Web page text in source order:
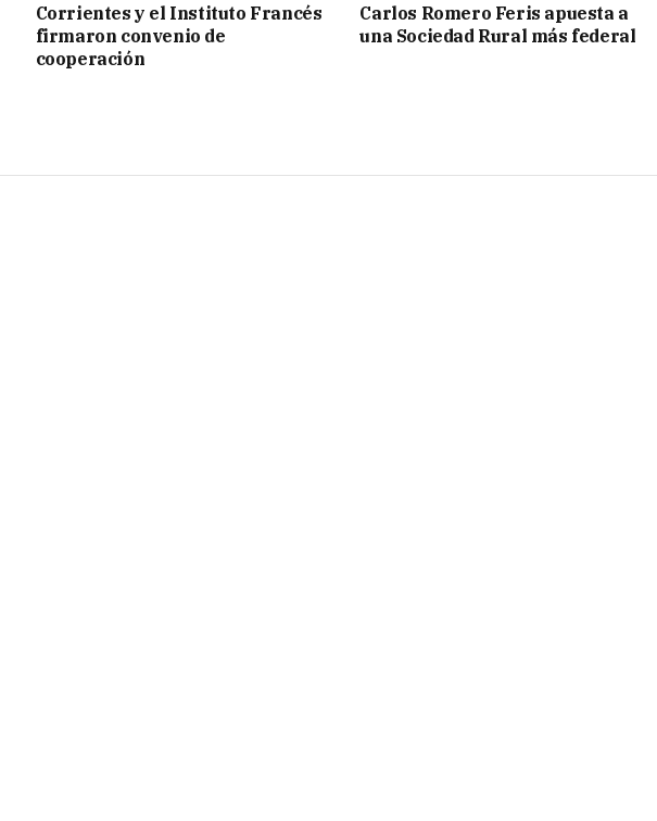
Corrientes y el Instituto Francés
firmaron convenio de
cooperación
Carlos Romero Feris apuesta a
una Sociedad Rural más federal